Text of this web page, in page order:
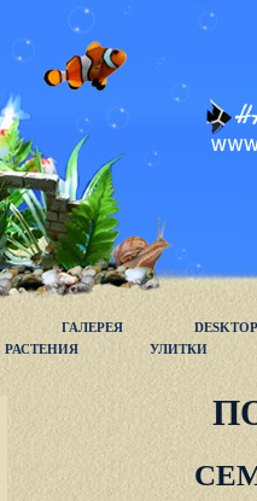
ГАЛЕРЕЯ
DESKTOP
РАСТЕНИЯ
УЛИТКИ